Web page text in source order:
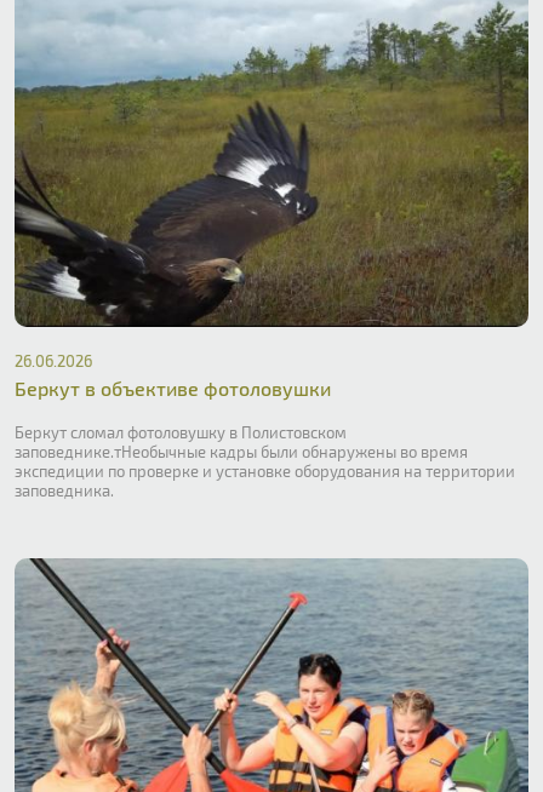
26.06.2026
Беркут в объективе фотоловушки
Беркут сломал фотоловушку в Полистовском
заповеднике.тНеобычные кадры были обнаружены во время
экспедиции по проверке и установке оборудования на территории
заповедника.